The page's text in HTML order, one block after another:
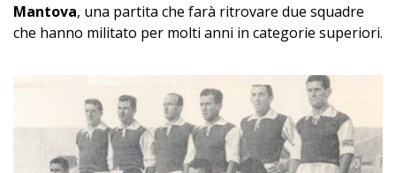
Mantova, una partita che farà ritrovare due squadre
che hanno militato per molti anni in categorie superiori.